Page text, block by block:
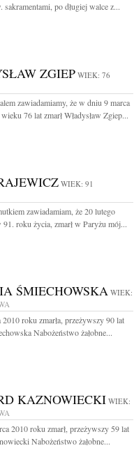
sakramentami, po długiej walce z...
ZGIEP WIEK: 76
zawiadamiamy, że w dniu 9 marca
76 lat zmarł Władysław Zgiep...
WIEK: 91
zawiadamiam, że 20 lutego
roku życia, zmarł w Paryżu mój...
ŚMIECHOWSKA WIEK:
roku zmarła, przeżywszy 90 lat
Nabożeństwo żałobne...
KAZNOWIECKIWIEK:
2010 roku zmarł, przeżywszy 59 lat
Nabożeństwo żałobne...